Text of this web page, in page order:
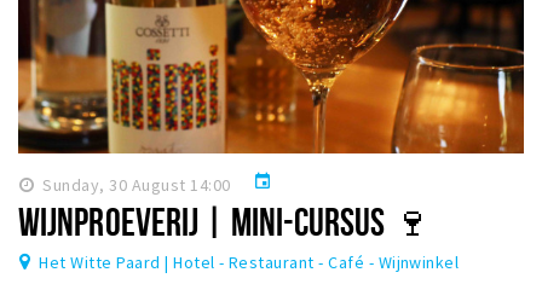
Sunday, 30 August 14:00 event
WIJNPROEVERIJ | MINI-CURSUS 🍷
Het Witte Paard | Hotel - Restaurant - Café - Wijnwinkel